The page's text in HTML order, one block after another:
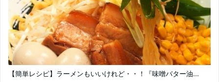
【簡単レシピ】ラーメンもいいけれど・・！『味噌バター油...